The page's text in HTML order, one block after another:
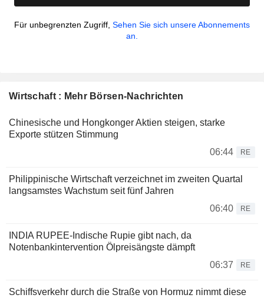
Für unbegrenzten Zugriff, Sehen Sie sich unsere Abonnements
an.
Wirtschaft : Mehr Börsen-Nachrichten
Chinesische und Hongkonger Aktien steigen, starke
Exporte stützen Stimmung
06:44
RE
Philippinische Wirtschaft verzeichnet im zweiten Quartal
langsamstes Wachstum seit fünf Jahren
06:40
RE
INDIA RUPEE-Indische Rupie gibt nach, da
Notenbankintervention Ölpreisängste dämpft
06:37
RE
Schiffsverkehr durch die Straße von Hormuz nimmt diese